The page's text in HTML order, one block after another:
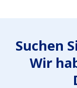
Suchen
Wir